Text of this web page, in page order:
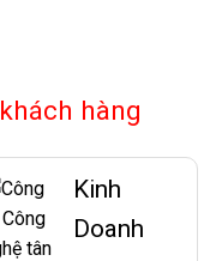
hàng
Kinh
Doanh